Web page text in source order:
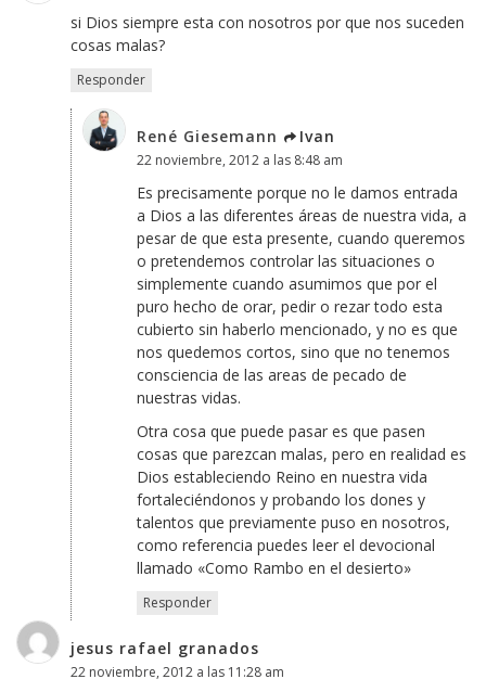
si Dios siempre esta con nosotros por que nos suceden
cosas malas?
Responder
René Giesemann Ivan
22 noviembre, 2012 a las 8:48 am
Es precisamente porque no le damos entrada
a Dios a las diferentes áreas de nuestra vida, a
pesar de que esta presente, cuando queremos
o pretendemos controlar las situaciones o
simplemente cuando asumimos que por el
puro hecho de orar, pedir o rezar todo esta
cubierto sin haberlo mencionado, y no es que
nos quedemos cortos, sino que no tenemos
consciencia de las areas de pecado de
nuestras vidas.
Otra cosa que puede pasar es que pasen
cosas que parezcan malas, pero en realidad es
Dios estableciendo Reino en nuestra vida
fortaleciéndonos y probando los dones y
talentos que previamente puso en nosotros,
como referencia puedes leer el devocional
llamado «Como Rambo en el desierto»
Responder
jesus rafael granados
22 noviembre, 2012 a las 11:28 am